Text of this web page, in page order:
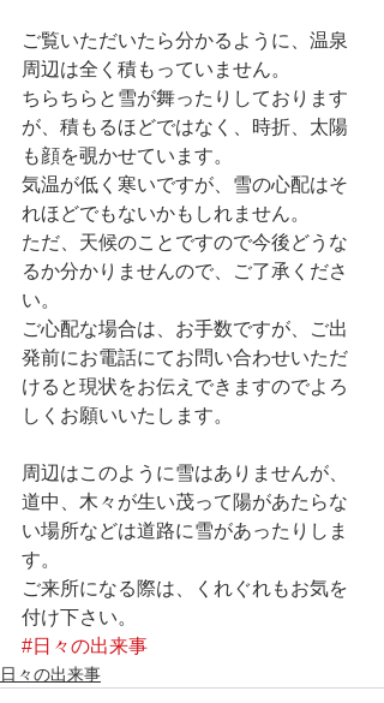
ご覧いただいたら分かるように、温泉
周辺は全く積もっていません。
ちらちらと雪が舞ったりしております
が、積もるほどではなく、時折、太陽
も顔を覗かせています。
気温が低く寒いですが、雪の心配はそ
れほどでもないかもしれません。
ただ、天候のことですので今後どうな
るか分かりませんので、ご了承くださ
い。
ご心配な場合は、お手数ですが、ご出
発前にお電話にてお問い合わせいただ
けると現状をお伝えできますのでよろ
しくお願いいたします。
周辺はこのように雪はありませんが、
道中、木々が生い茂って陽があたらな
い場所などは道路に雪があったりしま
す。
ご来所になる際は、くれぐれもお気を
付け下さい。
#日々の出来事
日々の出来事